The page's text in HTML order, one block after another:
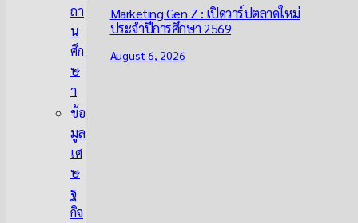
ถา
น
ศึก
ษ
า
ข้อ
มูล
เศ
ษ
ฐ
กิจ
Marketing Gen Z : เปิดวาร์ปตลาดใหม่
ประจำปีการศึกษา 2569
August 6, 2026